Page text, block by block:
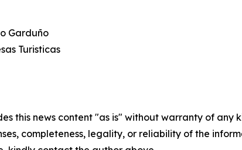
Garduño
Turisticas
this news content "as is" without warranty of
completeness, legality, or reliability of the